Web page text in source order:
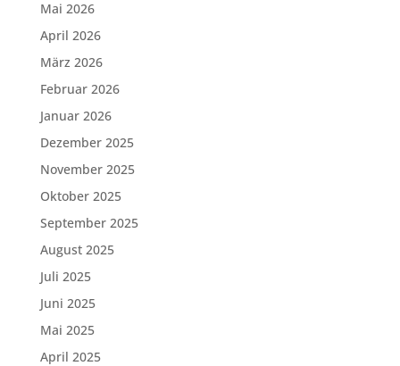
Mai 2026
April 2026
März 2026
Februar 2026
Januar 2026
Dezember 2025
November 2025
Oktober 2025
September 2025
August 2025
Juli 2025
Juni 2025
Mai 2025
April 2025